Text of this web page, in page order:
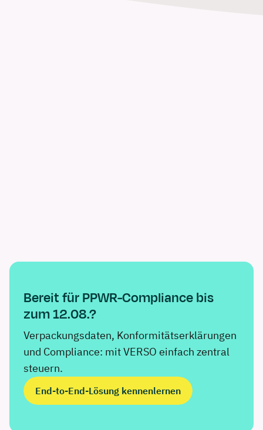
Bereit für PPWR-Compliance bis
zum 12.08.?
Verpackungsdaten, Konformitätserklärungen
und Compliance: mit VERSO einfach zentral
steuern.
End-to-End-Lösung kennenlernen